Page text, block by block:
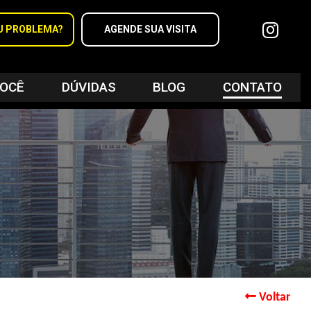
PROBLEMA? AGENDE SUA VISITA
DÚVIDAS BLOG CONTATO
Voltar
o